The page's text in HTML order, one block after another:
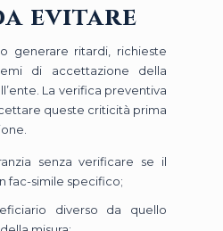
evitare
generare ritardi, richieste
di accettazione della
La verifica preventiva
queste criticità prima
senza verificare se il
fac-simile specifico;
diverso da quello